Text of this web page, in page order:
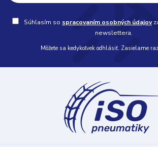
Súhlasím so spracovaním osobných údajov
newslettera.
Môžete sa kedykoľvek odhlásiť. Zasielame